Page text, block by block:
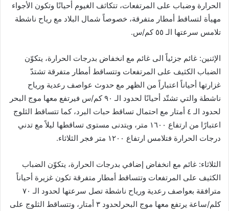
الحرارة وضباب على المرتفعات، تتكاثف الغيوم أحيانًا وتكون الأجواء
مهيأة لتساقط أمطار متفرقة، خصوصاً شمال البلاد مع رياح ناشطة
تلامس سرعتها الـ ٥٥ كم/س.
الإثنين: غائم جزئياً الى غائم مع انخفاض بدرجات الحرارة، يتكوّن
الضباب الكثيف على المرتفعات وتتساقط أمطار متفرقة تشتدّ
غزارتها أحياناً اعتباراً من الظهر مع حدوث عواصف رعدية ورياح
ناشطة والتي تشتّد أحيانًا لحدود الـ ٩٠ كم/س فيرتفع معها موج البحر
لحدود الـ ٤ أمتار مع احتمال تساقط حبات البرد، كما تتساقط الثلوج
اعتبارًا من ارتفاع ١٦٠٠ متر، ويتدنى مستوى تساقطها ليلاً مع تدني
درجات الحرارة فتلامس ارتفاع ١٢٠٠ متر فجر الثلاثاء.
الثلاثاء: غائم مع انخفاض إضافي بدرجات الحرارة، يتكوّن الضباب
الكثيف على المرتفعات وتتساقط أمطار متفرقة تكون غزيرة أحياناً
مترافقة بعواصف رعدية ورياح ناشطة تصل سرعتها لحدود الـ ٧٠
كلم/ساعة يرتفع معها موج البحرلحدود ٣ أمتار، وتتساقط الثلوج على